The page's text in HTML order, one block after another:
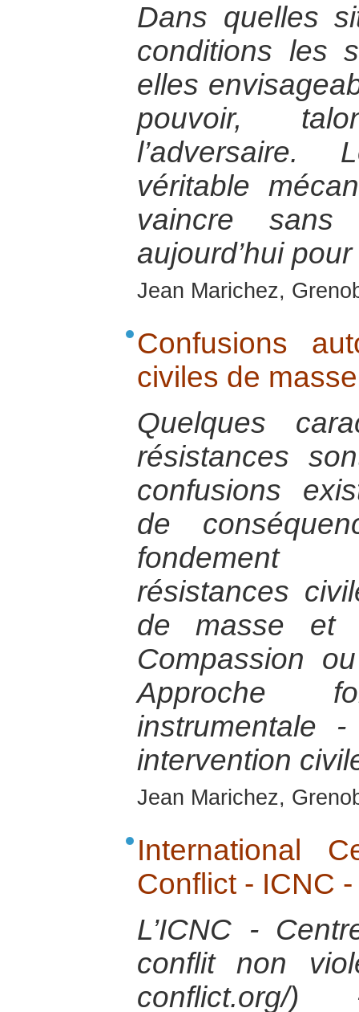
Dans quelles
conditions les
elles
pouvoir,
l’adversaire.
véritable
vaincre
aujourd’hui
Jean Marichez,
Confusions
civiles de masse
Quelques
résistances
confusions
de
fondement
résistances
de masse et
Compassion
Approche
instrumentale
intervention
Jean Marichez,
International
Conflict - ICNC
L’ICNC -
conflit non